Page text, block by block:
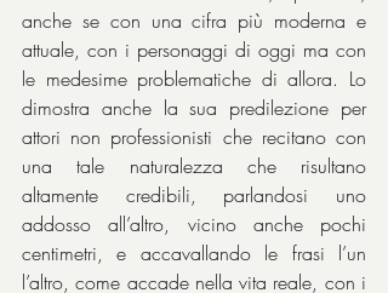
anche se con una cifra più moderna e
attuale, con i personaggi di oggi ma con
le medesime problematiche di allora. Lo
dimostra anche la sua predilezione per
attori non professionisti che recitano con
una tale naturalezza che risultano
altamente credibili, parlandosi uno
addosso all’altro, vicino anche pochi
centimetri, e accavallando le frasi l’un
l’altro, come accade nella vita reale, con i